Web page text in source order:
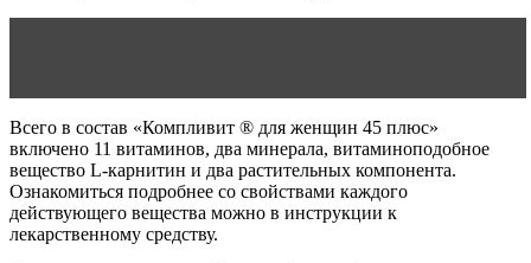
Всего в состав «Компливит ® для женщин 45 плюс»
включено 11 витаминов, два минерала, витаминоподобное
вещество L-карнитин и два растительных компонента.
Ознакомиться подробнее со свойствами каждого
действующего вещества можно в инструкции к
лекарственному средству.